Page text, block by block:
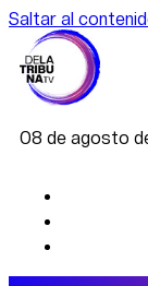
Saltar al
08 de agosto